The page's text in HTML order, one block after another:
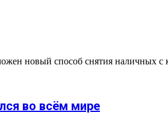
новый способ снятия наличных с
во всём мире